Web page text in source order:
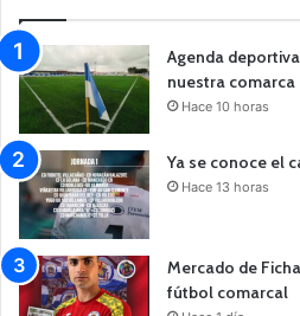
Agenda
nuestra comarca
Hace 10 horas
Ya se conoce el
Hace 13 horas
Mercado de
fútbol comarcal